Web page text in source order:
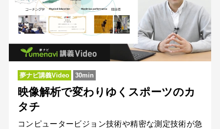
夢ナビ講義Video 30min
映像解析で変わりゆくスポーツのカ
タチ
コンピュータービジョン技術や精密な測定技術が急